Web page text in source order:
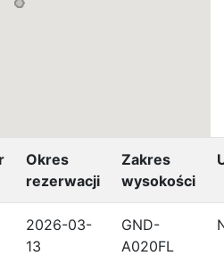
Okres
rezerwacji
Zakres
wysokości
2026-03-
13
GND-
A020FL